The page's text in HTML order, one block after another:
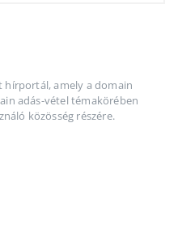
hírportál, amely a domain
adás-vétel témakörében
közösség részére.